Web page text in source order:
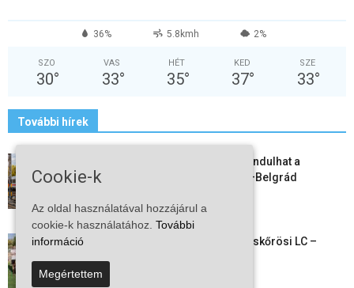
36% 5.8kmh 2%
SZO
30°
VAS
33°
HÉT
35°
KED
37°
SZE
33°
További hírek
Vitézy Dávid: már ősszel újraindulhat a
személyszállítás a Budapest–Belgrád
2026-08-06
Megkezdte a felkészülést a Kiskőrösi LC –
2026-08-06
Cookie-k
Az oldal használatával hozzájárul a
cookie-k használatához. További
információ
Megértettem